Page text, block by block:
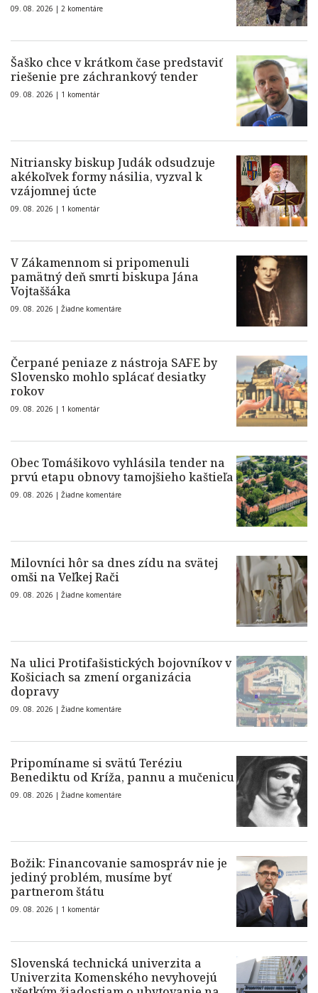
09. 08. 2026 | 2 komentáre
Šaško chce v krátkom čase predstaviť
riešenie pre záchrankový tender
09. 08. 2026 | 1 komentár
Nitriansky biskup Judák odsudzuje
akékoľvek formy násilia, vyzval k
vzájomnej úcte
09. 08. 2026 | 1 komentár
V Zákamennom si pripomenuli
pamätný deň smrti biskupa Jána
Vojtaššáka
09. 08. 2026 | Žiadne komentáre
Čerpané peniaze z nástroja SAFE by
Slovensko mohlo splácať desiatky
rokov
09. 08. 2026 | 1 komentár
Obec Tomášikovo vyhlásila tender na
prvú etapu obnovy tamojšieho kaštieľa
09. 08. 2026 | Žiadne komentáre
Milovníci hôr sa dnes zídu na svätej
omši na Veľkej Rači
09. 08. 2026 | Žiadne komentáre
Na ulici Protifašistických bojovníkov v
Košiciach sa zmení organizácia
dopravy
09. 08. 2026 | Žiadne komentáre
Pripomíname si svätú Teréziu
Benediktu od Kríža, pannu a mučenicu
09. 08. 2026 | Žiadne komentáre
Božik: Financovanie samospráv nie je
jediný problém, musíme byť
partnerom štátu
09. 08. 2026 | 1 komentár
Slovenská technická univerzita a
Univerzita Komenského nevyhovejú